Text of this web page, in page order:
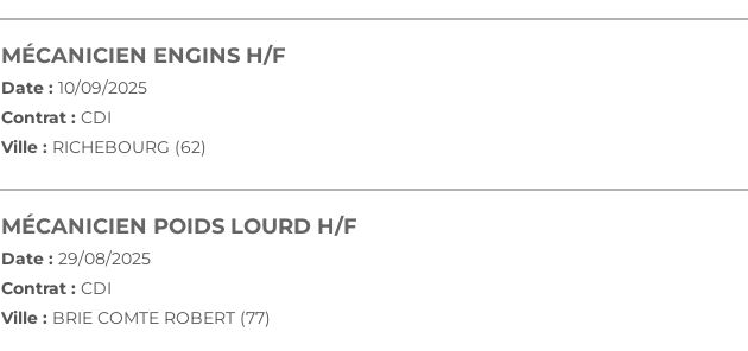
MÉCANICIEN ENGINS H/F(NOUVELLE FENÊTRE)
Date : 10/09/2025
Contrat : CDI
Ville : RICHEBOURG (62)
MÉCANICIEN POIDS LOURD H/F(NOUVELLE FENÊTRE)
Date : 29/08/2025
Contrat : CDI
Ville : BRIE COMTE ROBERT (77)